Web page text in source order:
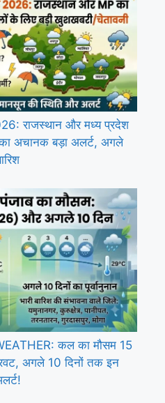
राजस्थान और मध्य प्रदेश
अचानक बड़ा अलर्ट, अगले
कल का मौसम 15
अगले 10 दिनों तक इन